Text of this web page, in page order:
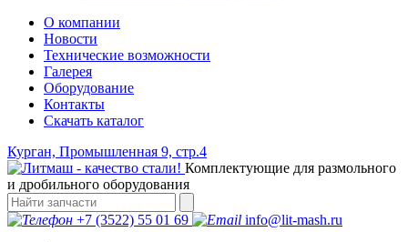
О компании
Новости
Технические возможности
Галерея
Оборудование
Контакты
Скачать каталог
Курган, Промышленная 9, стр.4
Комплектующие для размольного
и дробильного оборудования
+7 (3522) 55 01 69
info@lit-mash.ru